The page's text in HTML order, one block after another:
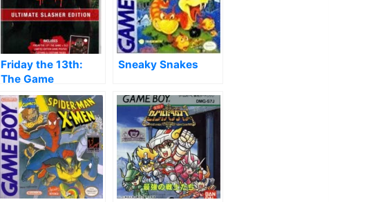
Friday the 13th:
The Game
Sneaky Snakes